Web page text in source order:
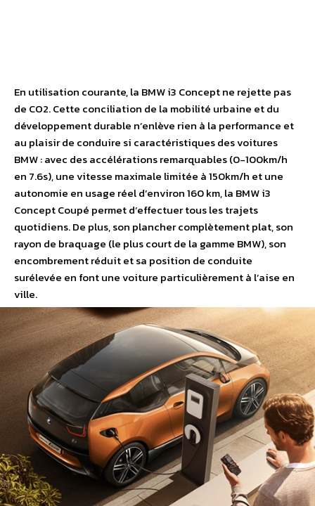
En utilisation courante, la BMW i3 Concept ne rejette pas
de CO2. Cette conciliation de la mobilité urbaine et du
développement durable n’enlève rien à la performance et
au plaisir de conduire si caractéristiques des voitures
BMW : avec des accélérations remarquables (0-100km/h
en 7.6s), une vitesse maximale limitée à 150km/h et une
autonomie en usage réel d’environ 160 km, la BMW i3
Concept Coupé permet d’effectuer tous les trajets
quotidiens. De plus, son plancher complètement plat, son
rayon de braquage (le plus court de la gamme BMW), son
encombrement réduit et sa position de conduite
surélevée en font une voiture particulièrement à l’aise en
ville.